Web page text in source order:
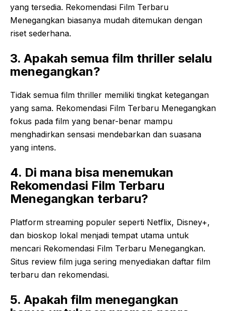
yang tersedia. Rekomendasi Film Terbaru
Menegangkan biasanya mudah ditemukan dengan
riset sederhana.
3. Apakah semua film thriller selalu
menegangkan?
Tidak semua film thriller memiliki tingkat ketegangan
yang sama. Rekomendasi Film Terbaru Menegangkan
fokus pada film yang benar-benar mampu
menghadirkan sensasi mendebarkan dan suasana
yang intens.
4. Di mana bisa menemukan
Rekomendasi Film Terbaru
Menegangkan terbaru?
Platform streaming populer seperti Netflix, Disney+,
dan bioskop lokal menjadi tempat utama untuk
mencari Rekomendasi Film Terbaru Menegangkan.
Situs review film juga sering menyediakan daftar film
terbaru dan rekomendasi.
5. Apakah film menegangkan